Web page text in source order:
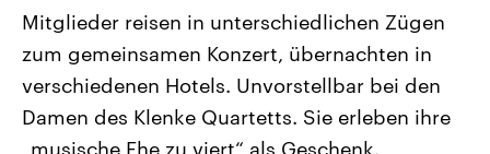
Landtagswahl Sachsen-Anhalt
2026
Alle Informationen
Sachsen-Anhalt wählt am 6.
September 2026 einen neuen
Bundesland von einer Koalition aus
USA
Aktuelle Beiträge,
Hintergründe
Wirtschaftlich und
gehören die Vereinigten
mit großem Einfluss auf
Mitglieder reisen in unterschiedlichen Zügen
zum gemeinsamen Konzert, übernachten in
verschiedenen Hotels. Unvorstellbar bei den
Damen des Klenke Quartetts. Sie erleben ihre
„musische Ehe zu viert“ als Geschenk.